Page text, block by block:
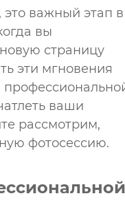
важный этап в
вы
страницу
эти мгновения
ваши
рассмотрим,
фотосессию.